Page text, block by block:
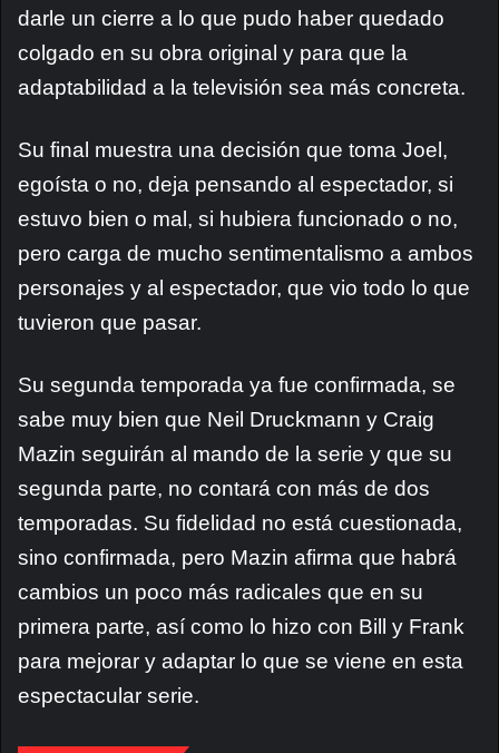
darle un cierre a lo que pudo haber quedado
colgado en su obra original y para que la
adaptabilidad a la televisión sea más concreta.
Su final muestra una decisión que toma Joel,
egoísta o no, deja pensando al espectador, si
estuvo bien o mal, si hubiera funcionado o no,
pero carga de mucho sentimentalismo a ambos
personajes y al espectador, que vio todo lo que
tuvieron que pasar.
Su segunda temporada ya fue confirmada, se
sabe muy bien que Neil Druckmann y Craig
Mazin seguirán al mando de la serie y que su
segunda parte, no contará con más de dos
temporadas. Su fidelidad no está cuestionada,
sino confirmada, pero Mazin afirma que habrá
cambios un poco más radicales que en su
primera parte, así como lo hizo con Bill y Frank
para mejorar y adaptar lo que se viene en esta
espectacular serie.